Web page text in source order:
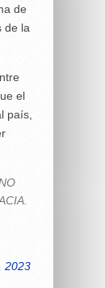
de
de la
el
país,
2023